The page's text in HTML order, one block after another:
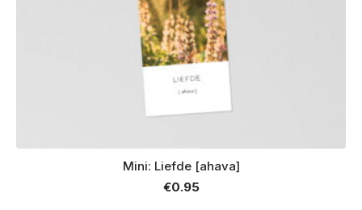
Mini: Liefde [ahava]
€0.95